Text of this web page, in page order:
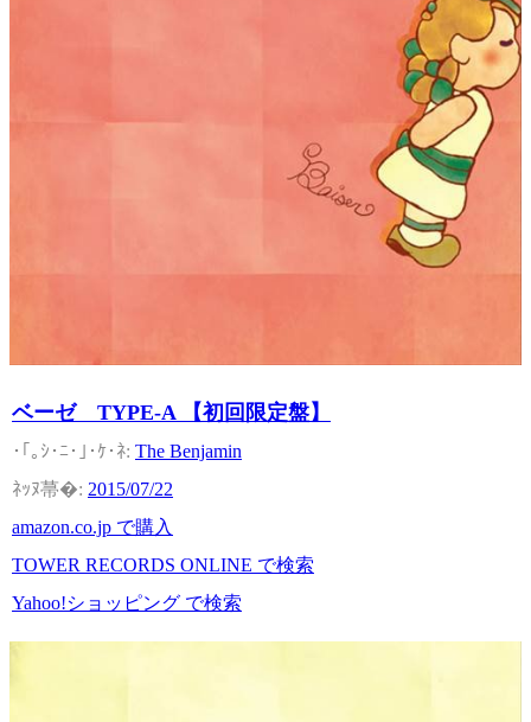
ベーゼ TYPE-A 【初回限定盤】
The Benjamin
2015/07/22
amazon.co.jp で購入
TOWER RECORDS ONLINE で検索
Yahoo!ショッピング で検索